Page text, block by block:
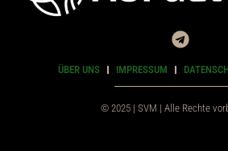
ÜBER UNS IMPRESSUM
© 2025 | SVM | Alle Rechte